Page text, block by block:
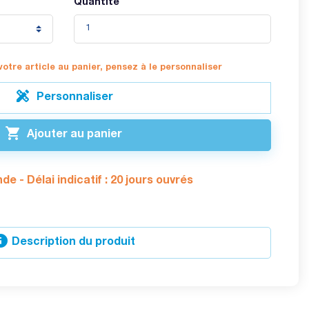
Quantité
article au panier, pensez à le personnaliser
 Personnaliser
 Ajouter au panier
- Délai indicatif : 20 jours ouvrés
Description du produit